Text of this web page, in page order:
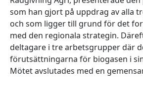
som han gjort på uppdrag av alla
och som ligger till grund för det
med den regionala strategin.
deltagare i tre arbetsgrupper där
förutsättningarna för biogasen i
Mötet avslutades med en